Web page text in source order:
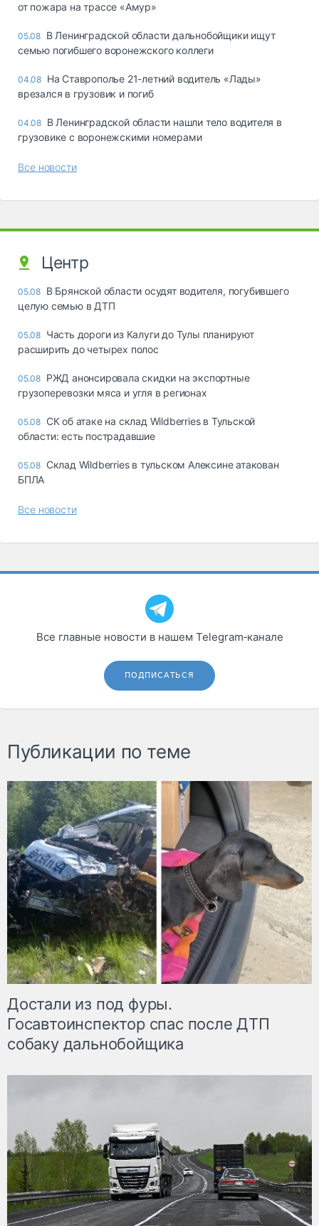
от пожара на трассе «Амур»
05.08 В Ленинградской области дальнобойщики ищут
семью погибшего воронежского коллеги
04.08 На Ставрополье 21-летний водитель «Лады»
врезался в грузовик и погиб
04.08 В Ленинградской области нашли тело водителя в
грузовике с воронежскими номерами
Все новости
Центр
05.08 В Брянской области осудят водителя, погубившего
целую семью в ДТП
05.08 Часть дороги из Калуги до Тулы планируют
расширить до четырех полос
05.08 РЖД анонсировала скидки на экспортные
грузоперевозки мяса и угля в регионах
05.08 СК об атаке на склад Wildberries в Тульской
области: есть пострадавшие
05.08 Склад Wildberries в тульском Алексине атакован
БПЛА
Все новости
Все главные новости в нашем Telegram‑канале
ПОДПИСАТЬСЯ
Публикации по теме
Достали из под фуры.
Госавтоинспектор спас после ДТП
собаку дальнобойщика